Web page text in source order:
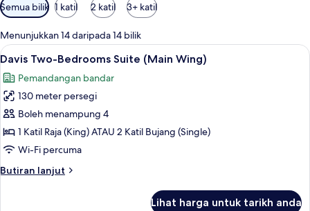
yang
tersedia
untuk
bilik
Semua bilik 1 katil 2 katil 3+ katil
Menunjukkan 14 daripada 14 bilik
Lihat
semua
foto
untuk
Davis
Two-
Bedrooms
(Main
Davis Two-Bedrooms Suite (Main
9
Davis Two-Bedrooms Suite (Main Wing)
Pemandangan bandar
130 meter persegi
Boleh menampung 4
1 Katil Raja (King) ATAU 2 Katil Bujang (Single)
Wi-Fi percuma
Butiran lanjut
Butiran
Lihat harga untuk tarikh anda